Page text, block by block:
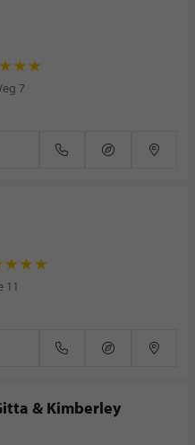
7
11
& Kimberley